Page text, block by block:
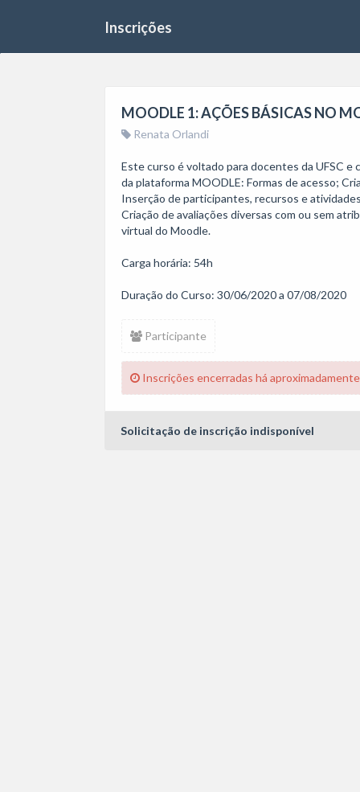
Inscrições
MOODLE 1: AÇÕES BÁSICAS NO
Renata Orlandi
Este curso é voltado para docentes da UFSC
da plataforma MOODLE: Formas de acesso;
Inserção de participantes, recursos e
Criação de avaliações diversas com ou sem
virtual
Carga
Participante
Inscrições encerradas há
Solicitação de inscrição indisponível